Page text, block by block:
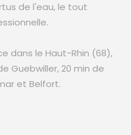
de l'eau, le tout
dans le Haut-Rhin (68),
Guebwiller, 20 min de
et Belfort.